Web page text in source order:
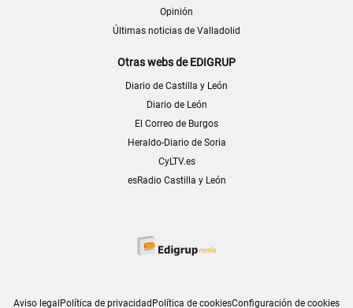
Opinión
Últimas noticias de Valladolid
Otras webs de EDIGRUP
Diario de Castilla y León
Diario de León
El Correo de Burgos
Heraldo-Diario de Soria
CyLTV.es
esRadio Castilla y León
Aviso legalPolítica de privacidadPolítica de cookiesConfiguración de cookies